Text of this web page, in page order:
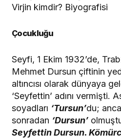
Çocukluğu
Seyfi, 1 Ekim 1932’de,
Mehmet Dursun çiftinin
altıncısı olarak dünyaya
‘Seyfettin’ adını vermişti.
soyadları ‘Tursun’du;
sonradan ‘Dursun’
Seyfettin Dursun.